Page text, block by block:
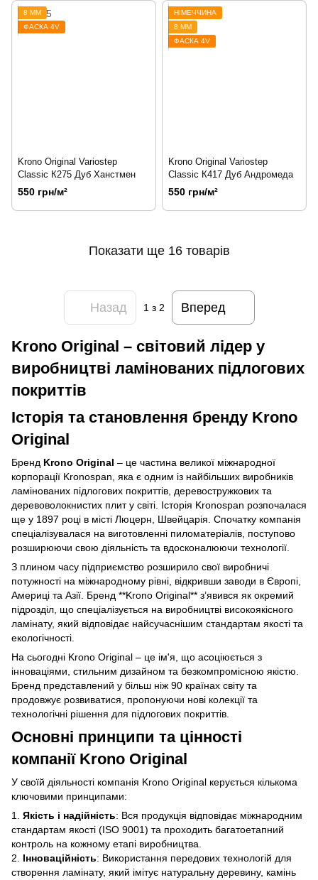
8 ММ
ФАСКА 4V
Krono Original Variostep
Classic К275 Дуб Ханстмен
550 грн/м²
НІМЕЧЧИНА
8 ММ
ФАСКА 4V
Krono Original Variostep
Classic К417 Дуб Андромеда
550 грн/м²
Показати ще 16 товарів
Назад 1з 2 Вперед
Krono Original – світовий лідер у
виробництві ламінованих підлогових
покриттів
Історія та становлення бренду Krono
Original
Бренд Krono Original – це частина великої міжнародної
корпорації Kronospan, яка є одним із найбільших виробників
ламінованих підлогових покриттів, деревостружкових та
деревоволокнистих плит у світі. Історія Kronospan розпочалася
ще у 1897 році в місті Люцерн, Швейцарія. Спочатку компанія
спеціалізувалася на виготовленні пиломатеріалів, поступово
розширюючи свою діяльність та вдосконалюючи технології.
З плином часу підприємство розширило свої виробничі
потужності на міжнародному рівні, відкривши заводи в Європі,
Америці та Азії. Бренд **Krono Original** з’явився як окремий
підрозділ, що спеціалізується на виробництві високоякісного
ламінату, який відповідає найсучаснішим стандартам якості та
екологічності.
На сьогодні Krono Original – це ім'я, що асоціюється з
інноваціями, стильним дизайном та безкомпромісною якістю.
Бренд представлений у більш ніж 90 країнах світу та
продовжує розвиватися, пропонуючи нові колекції та
технологічні рішення для підлогових покриттів.
Основні принципи та цінності
компанії Krono Original
У своїй діяльності компанія Krono Original керується кількома
ключовими принципами:
1. Якість і надійність: Вся продукція відповідає міжнародним
стандартам якості (ISO 9001) та проходить багатоетапний
контроль на кожному етапі виробництва.
2. Інноваційність: Використання передових технологій для
створення ламінату, який імітує натуральну деревину, камінь